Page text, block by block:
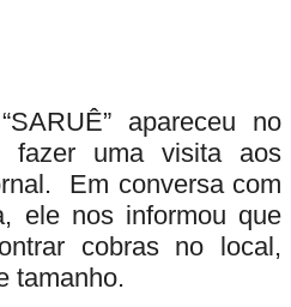
apareceu no
uma visita aos
Em conversa com
ele nos informou que
cobras no local,
tamanho.